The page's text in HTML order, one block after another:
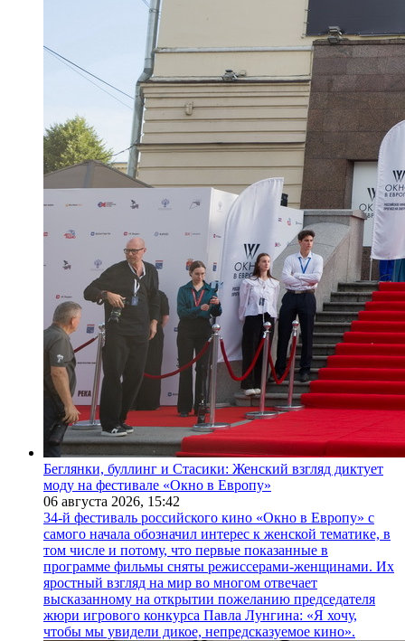
Беглянки, буллинг и Стасики: Женский взгляд диктует
моду на фестивале «Окно в Европу»
06 августа 2026, 15:42
34-й фестиваль российского кино «Окно в Европу» с
самого начала обозначил интерес к женской тематике, в
том числе и потому, что первые показанные в
программе фильмы сняты режиссерами-женщинами. Их
яростный взгляд на мир во многом отвечает
высказанному на открытии пожеланию председателя
жюри игрового конкурса Павла Лунгина: «Я хочу,
чтобы мы увидели дикое, непредсказуемое кино».